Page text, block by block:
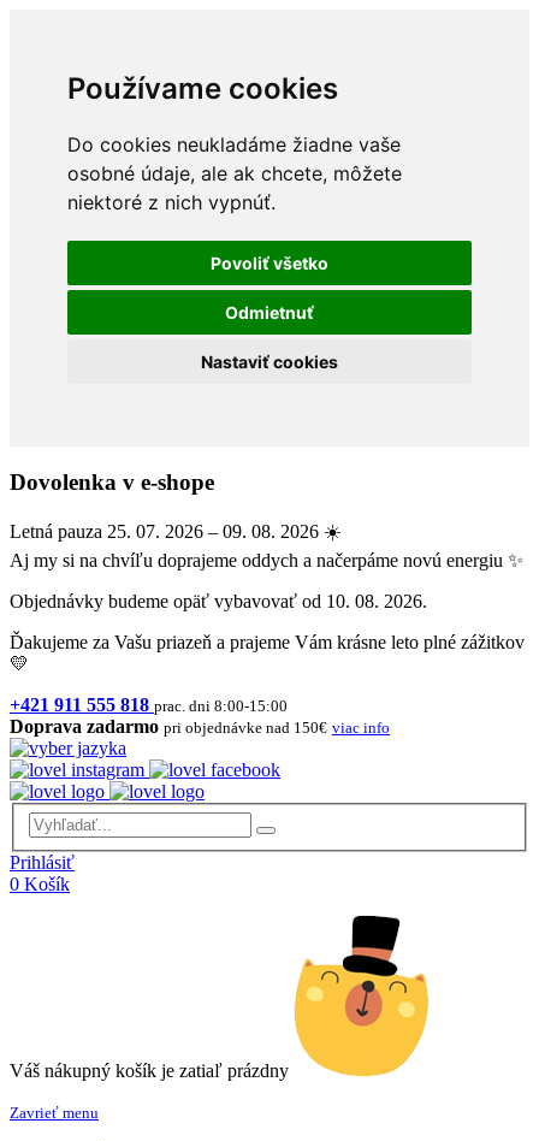
Používame cookies
Do cookies neukladáme žiadne vaše
osobné údaje, ale ak chcete, môžete
niektoré z nich vypnúť.
Povoliť všetko
Odmietnuť
Nastaviť cookies
Dovolenka v e-shope
Letná pauza 25. 07. 2026 – 09. 08. 2026 ☀️
Aj my si na chvíľu doprajeme oddych a načerpáme novú energiu ✨
Objednávky budeme opäť vybavovať od 10. 08. 2026.
Ďakujeme za Vašu priazeň a prajeme Vám krásne leto plné zážitkov
💛
+421 911 555 818 prac. dni 8:00-15:00
Doprava zadarmo pri objednávke nad 150€ viac info
Prihlásiť
0 Košík
Váš nákupný košík je zatiaľ prázdny
Zavrieť menu